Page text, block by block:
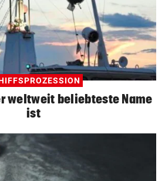
weltweit beliebteste Name
ist